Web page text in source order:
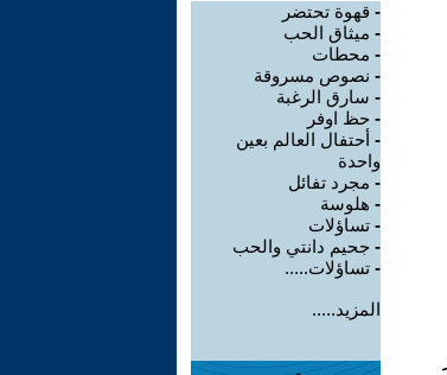
- قهوة تحتضر
- ميثاق الحب
- محطات
- نصوص مسروقة
- سارق الرغبة
- حظ اوفر
- أحتفال العالم بعين
واحدة
- مجرد تفائل
- هلوسة
- تساؤلات
- جحيم دانتي والحب
- تساؤلات.....
المزيد.....